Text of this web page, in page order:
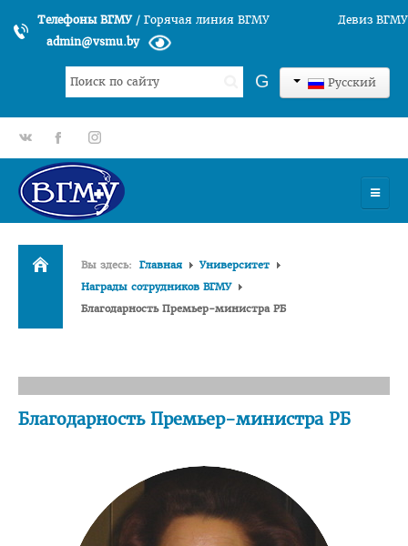
Телефоны ВГМУ/ Горячая линия ВГМУ
Девиз ВГМУ
admin@vsmu.by
Русский
Искать... G
gp fb tt
УНИВЕРСИТЕТ
История университета
Структура ВГМУ
Факультеты
Стоматологический
Подготовки иностранных граждан
Вы здесь: Главная
Университет
Награды сотрудников ВГМУ
Благодарность Премьер-министра РБ
Благодарность Премьер-министра РБ